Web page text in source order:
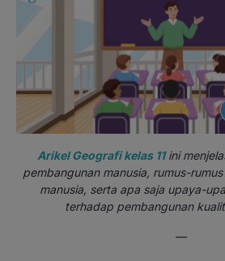
Arikel Geografi kelas 11ini
pembangunan manusia, rumus-
manusia, serta apa saja upaya-
terhadap pembangunan
—